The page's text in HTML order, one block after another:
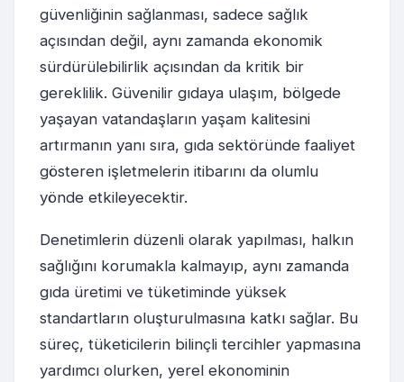
güvenliğinin sağlanması, sadece sağlık
açısından değil, aynı zamanda ekonomik
sürdürülebilirlik açısından da kritik bir
gereklilik. Güvenilir gıdaya ulaşım, bölgede
yaşayan vatandaşların yaşam kalitesini
artırmanın yanı sıra, gıda sektöründe faaliyet
gösteren işletmelerin itibarını da olumlu
yönde etkileyecektir.
Denetimlerin düzenli olarak yapılması, halkın
sağlığını korumakla kalmayıp, aynı zamanda
gıda üretimi ve tüketiminde yüksek
standartların oluşturulmasına katkı sağlar. Bu
süreç, tüketicilerin bilinçli tercihler yapmasına
yardımcı olurken, yerel ekonominin